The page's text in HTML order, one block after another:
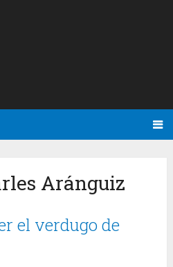
Aránguiz
el verdugo de